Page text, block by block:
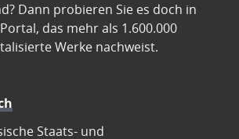
Dann probieren Sie es doch in
das mehr als 1.600.000
Werke nachweist.
Staats- und